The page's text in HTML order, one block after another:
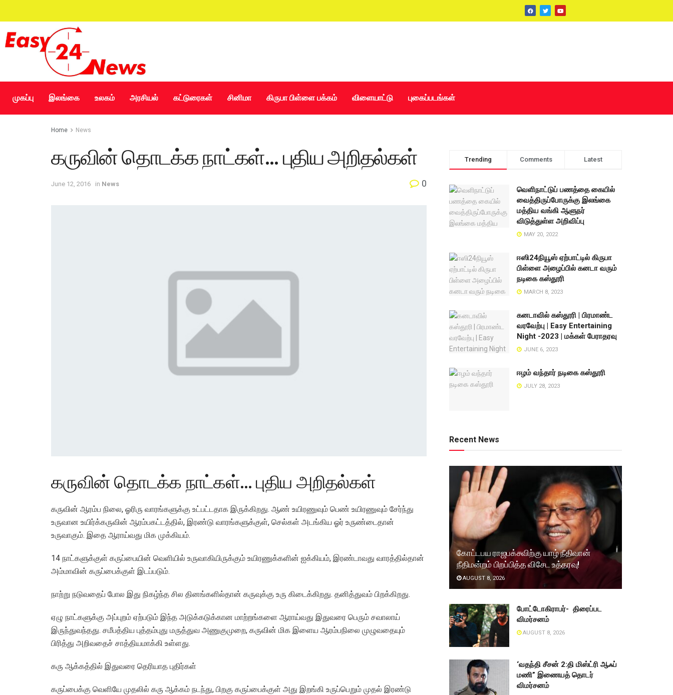
முகப்பு இலங்கை உலகம் அரசியல் கட்டுரைகள் சினிமா கிருபா பிள்ளை பக்கம் விளையாட்டு புகைப்படங்கள்
Home News
கருவின் தொடக்க நாட்கள்… புதிய அறிதல்கள்
June 12, 2016 in News 0
கருவின் தொடக்க நாட்கள்… புதிய அறிதல்கள்
கருவின் ஆரம்ப நிலை, ஓரிரு வாரங்களுக்கு உட்பட்டதாக இருக்கிறது. ஆண் உயிரணுவும் பெண் உயிரணுவும் சேர்ந்து
உருவான உயிர்க்கருவின் ஆரம்பகட்டத்தில், இரண்டு வாரங்களுக்குள், செல்கள் அடங்கிய ஓர் உருண்டைதான்
உருவாகும். இதை ஆராய்வது மிக முக்கியம்.
14 நாட்களுக்குள் கருப்பையின் வெளியில் உருவாகியிருக்கும் உயிரணுக்களின் ஐக்கியம், இரண்டாவது வாரத்தில்தான்
அம்மாவின் கருப்பைக்குள் இடப்படும்.
நாற்று நடுவதைப் போல இது நிகழ்ந்த சில தினங்களில்தான் கருவுக்கு உரு கிடைக்கிறது. தனித்துவம் பிறக்கிறது.
ஏழு நாட்களுக்கு அப்புறம் ஏற்படும் இந்த அடுக்கடுக்கான மாற்றங்களை ஆராய்வது இதுவரை பெரும் சவாலாய்
இருந்துவந்தது. சமீபத்திய புத்தம்புது மருத்துவ அணுகுமுறை, கருவின் மிக இளைய ஆரம்பநிலை முழுவதையும்
பிரித்து அறிவதைச் சாத்தியமாக்கி உள்ளது.
கரு ஆக்கத்தில் இதுவரை தெரியாத புதிர்கள்
கருப்பைக்கு வெளியே முதலில் கரு ஆக்கம் நடந்து, பிறகு கருப்பைக்குள் அது இறங்கி உருப்பெறும் முதல் இரண்டு
Trending Comments Latest
வெளிநாட்டுப் பணத்தை கையில்
வைத்திருப்போருக்கு இலங்கை
மத்திய வங்கி ஆளுநர்
விடுத்துள்ள அறிவிப்பு
MAY 20, 2022
ஈஸி24நியூஸ் ஏற்பாட்டில் கிருபா
பிள்ளை அழைப்பில் கனடா வரும்
நடிகை கஸ்தூரி
MARCH 8, 2023
கனடாவில் கஸ்தூரி | பிரமாண்ட
வரவேற்பு | Easy Entertaining
Night -2023 | மக்கள் பேராதரவு
JUNE 6, 2023
ஈழம் வந்தார் நடிகை கஸ்தூரி
JULY 28, 2023
Recent News
கோட்டபய ராஜபக்சவிற்கு யாழ் நீதிவான்
நீதிமன்றம் பிறப்பித்த விசேட உத்தரவு!
AUGUST 8, 2026
போட்டோகிராபர்- ‌ திரைப்பட
விமர்சனம்
AUGUST 8, 2026
‘வதந்தி சீசன் 2:தி மிஸ்ட்ரி ஆஃப்
மணி” இணையத் தொடர்
விமர்சனம்